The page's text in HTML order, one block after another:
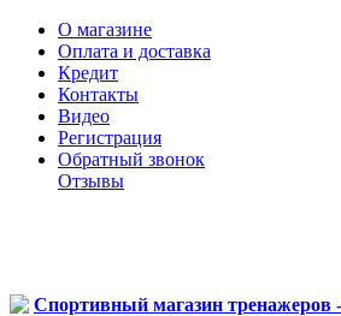
О магазине
Оплата и доставка
Кредит
Контакты
Видео
Регистрация
Обратный звонок
Отзывы